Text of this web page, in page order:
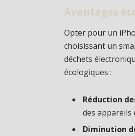
Avantages
Opter pour un
choisissant un
déchets
écologiques :
Réduction
des appareils
Diminution